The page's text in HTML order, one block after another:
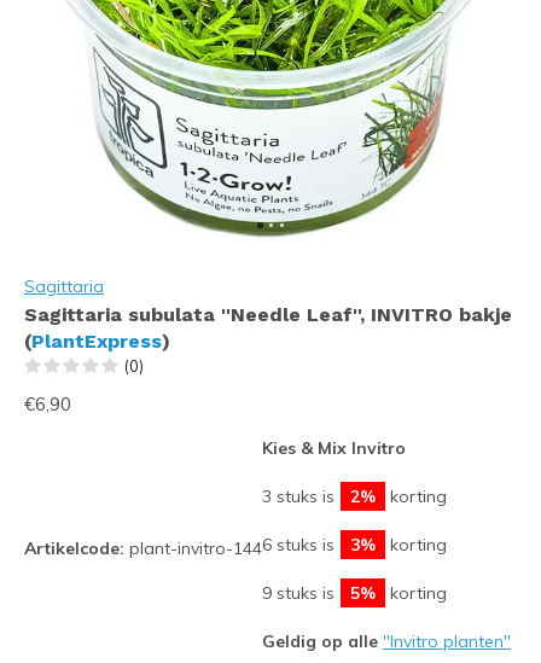
Sagittaria
Sagittaria subulata ''Needle Leaf'', INVITRO bakje
(PlantExpress)
(0)
€6,90
Artikelcode: plant-invitro-144
Kies & Mix Invitro
3 stuks is 2% korting
6 stuks is 3% korting
9 stuks is 5% korting
Geldig op alle ''Invitro planten''